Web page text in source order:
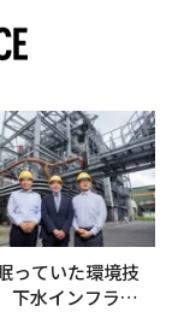
っていた環境技
下水インフラを